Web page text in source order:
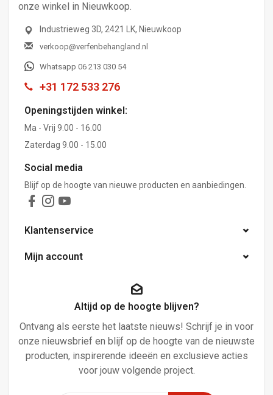
onze winkel in Nieuwkoop.
Industrieweg 3D, 2421 LK, Nieuwkoop
verkoop@verfenbehangland.nl
Whatsapp 06 213 030 54
+31 172 533 276
Openingstijden winkel:
Ma - Vrij 9.00 - 16.00
Zaterdag 9.00 - 15.00
Social media
Blijf op de hoogte van nieuwe producten en aanbiedingen.
Klantenservice
Mijn account
Altijd op de hoogte blijven?
Ontvang als eerste het laatste nieuws! Schrijf je in voor
onze nieuwsbrief en blijf op de hoogte van de nieuwste
producten, inspirerende ideeën en exclusieve acties
voor jouw volgende project.